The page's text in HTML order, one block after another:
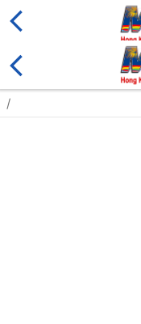
售盤